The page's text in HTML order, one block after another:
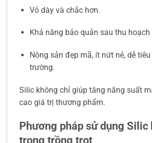
Vỏ dày và chắc hơn.
Khả năng bảo quản sau thu
Nông sản đẹp mã, ít nứt nẻ, dễ
trường.
Silic không chỉ giúp tăng năng suất
cao giá trị thương phẩm.
Phương pháp sử dụng Silic
trong trồng trọt